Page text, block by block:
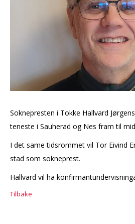
Soknepresten i Tokke Hallvard
teneste i Sauherad og Nes fram til
I det same tidsrommet vil Tor Eivind
stad som sokneprest.
Hallvard vil ha
Tilbake